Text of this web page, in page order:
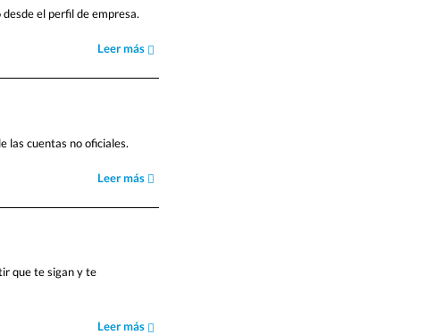
el perfil de empresa.
Leer más
las cuentas no oficiales.
Leer más
que te sigan y te
Leer más